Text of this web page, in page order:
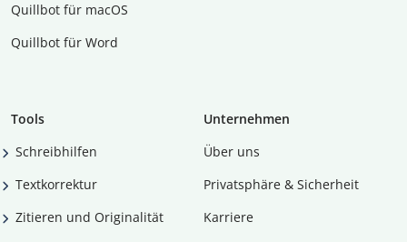
Quillbot für macOS
Quillbot für Word
Tools
Schreibhilfen
Textkorrektur
Zitieren und Originalität
Unternehmen
Über uns
Privatsphäre & Sicherheit
Karriere